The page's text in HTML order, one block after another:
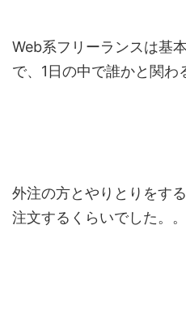
Web系フリーランスは基
で、1日の中で誰かと関わ
外注の方とやりとりをす
注文するくらいでした。。